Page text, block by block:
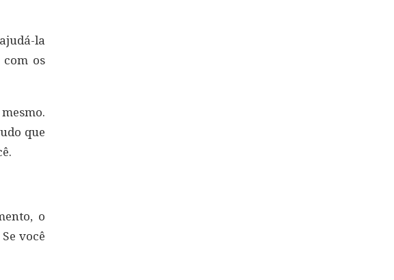
la
os
que
o
você